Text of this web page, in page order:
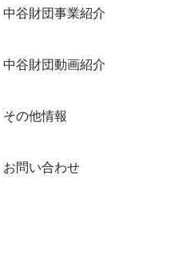
中谷財団事業紹介
中谷財団動画紹介
その他情報
お問い合わせ